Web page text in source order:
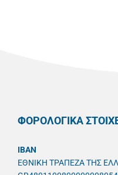
ΦΟΡΟΛΟΓΙΚΑ
IBAN
ΕΘΝΙΚΗ ΤΡΑΠΕΖΑ ΤΗΣ